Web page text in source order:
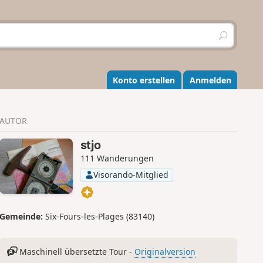
S
u
h
e
n
Konto erstellen Anmelden
AUTOR
stjo
111 Wanderungen
Visorando-Mitglied
Gemeinde: Six-Fours-les-Plages (83140)
Maschinell übersetzte Tour - Originalversion